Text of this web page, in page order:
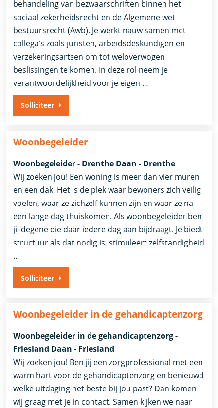
behandeling van bezwaarschriften binnen het
sociaal zekerheidsrecht en de Algemene wet
bestuursrecht (Awb). Je werkt nauw samen met
collega’s zoals juristen, arbeidsdeskundigen en
verzekeringsartsen om tot weloverwogen
beslissingen te komen. In deze rol neem je
verantwoordelijkheid voor je eigen …
Solliciteer
Woonbegeleider
Woonbegeleider - Drenthe Daan - Drenthe
Wij zoeken jou! Een woning is meer dan vier muren
en een dak. Het is de plek waar bewoners zich veilig
voelen, waar ze zichzelf kunnen zijn en waar ze na
een lange dag thuiskomen. Als woonbegeleider ben
jij degene die daar iedere dag aan bijdraagt. Je biedt
structuur als dat nodig is, stimuleert zelfstandigheid
…
Solliciteer
Woonbegeleider in de gehandicaptenzorg
Woonbegeleider in de gehandicaptenzorg -
Friesland Daan - Friesland
Wij zoeken jou! Ben jij een zorgprofessional met een
warm hart voor de gehandicaptenzorg en benieuwd
welke uitdaging het beste bij jou past? Dan komen
wij graag met je in contact. Samen kijken we naar